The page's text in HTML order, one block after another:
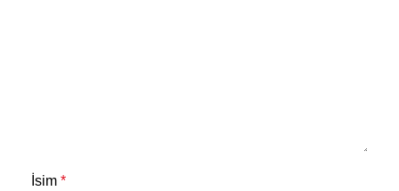
İsim *